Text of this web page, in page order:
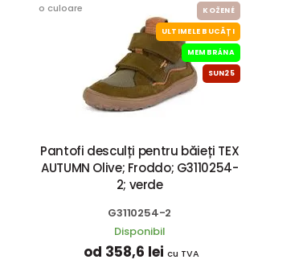
o culoare KOŽENÉ
ULTIMELE BUCĂȚI
MEMBRÁNA
SUN25
Pantofi desculți pentru băieți TEX
AUTUMN Olive; Froddo; G3110254-
2; verde
G3110254-2
Disponibil
od 358,6 lei cu TVA